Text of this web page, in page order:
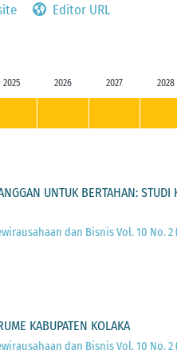
Editor URL
2025 2026 2027 2028
UNTUK BERTAHAN: STUDI
dan Bisnis Vol. 10 No. 2
KABUPATEN KOLAKA
dan Bisnis Vol. 10 No. 2